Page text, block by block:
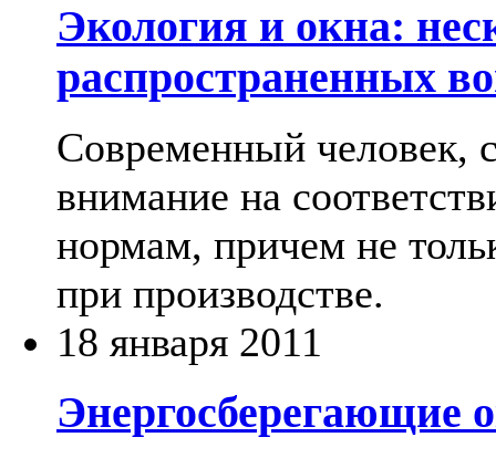
Экология и окна:
распространенных
Современный человек,
внимание на
нормам, причем не
при производстве.
18 января 2011
Энергосберегающие